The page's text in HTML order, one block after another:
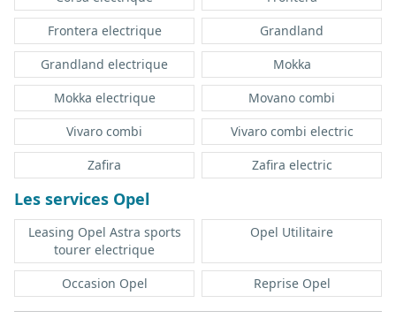
Frontera electrique
Grandland
Grandland electrique
Mokka
Mokka electrique
Movano combi
Vivaro combi
Vivaro combi electric
Zafira
Zafira electric
Les services Opel
Leasing Opel Astra sports
tourer electrique
Opel Utilitaire
Occasion Opel Reprise Opel